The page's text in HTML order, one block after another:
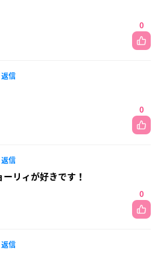
0
返信
0
返信
リィが好きです！
0
返信